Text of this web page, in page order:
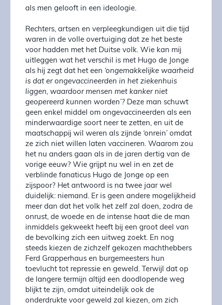
als men gelooft in een ideologie.
Rechters, artsen en verpleegkundigen uit die tijd
waren in de volle overtuiging dat ze het beste
voor hadden met het Duitse volk. Wie kan mij
uitleggen wat het verschil is met Hugo de Jonge
als hij zegt dat het een ‘ongemakkelijke waarheid
is dat er ongevaccineerden in het ziekenhuis
liggen, waardoor mensen met kanker niet
geopereerd kunnen worden’? Deze man schuwt
geen enkel middel om ongevaccineerden als een
minderwaardige soort neer te zetten, en uit de
maatschappij wil weren als zijnde ‘onrein’ omdat
ze zich niet willen laten vaccineren. Waarom zou
het nu anders gaan als in de jaren dertig van de
vorige eeuw? Wie grijpt nu wel in en zet de
verblinde fanaticus Hugo de Jonge op een
zijspoor? Het antwoord is na twee jaar wel
duidelijk: niemand. Er is geen andere mogelijkheid
meer dan dat het volk het zelf zal doen, zodra de
onrust, de woede en de intense haat die de man
inmiddels gekweekt heeft bij een groot deel van
de bevolking zich een uitweg zoekt. En nog
steeds kiezen de zichzelf gekozen machthebbers
Ferd Grapperhaus en burgemeesters hun
toevlucht tot repressie en geweld. Terwijl dat op
de langere termijn altijd een doodlopende weg
blijkt te zijn, omdat uiteindelijk ook de
onderdrukte voor geweld zal kiezen, om zich